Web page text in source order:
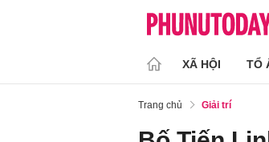
XÃ HỘI TỔ
Trang chủ Giải trí